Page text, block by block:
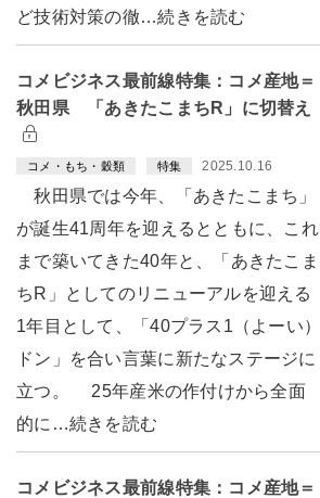
ど技術対策の徹…続きを読む
コメビジネス最前線特集：コメ産地＝
秋田県 「あきたこまちR」に切替え
コメ・もち・穀類 特集 2025.10.16
秋田県では今年、「あきたこまち」
が誕生41周年を迎えるとともに、これ
まで築いてきた40年と、「あきたこま
ちR」としてのリニューアルを迎える
1年目として、「40プラス1（よーい）
ドン」を合い言葉に新たなステージに
立つ。 25年産米の作付けから全面
的に…続きを読む
コメビジネス最前線特集：コメ産地＝